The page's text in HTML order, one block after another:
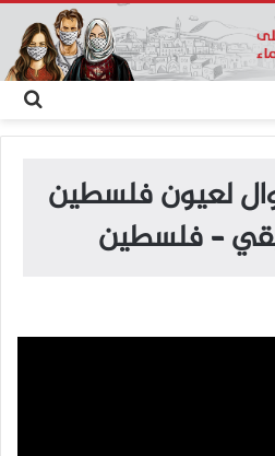
عن
موال لعيون فلسطين
– فلسطين